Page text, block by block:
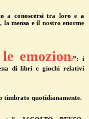
a conoscersi tra loro e a
la mensa e il nostro enorme
emozioni”: i
di libri e giochi relativi
timbrato quotidianamente.